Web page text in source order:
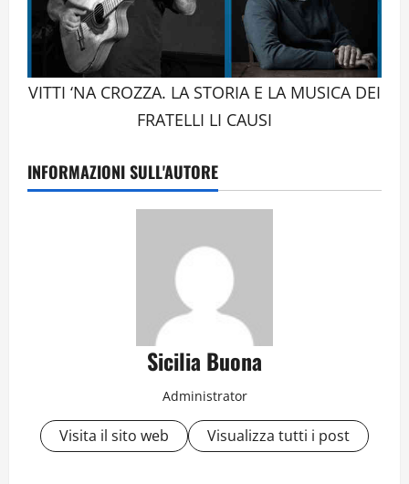
VITTI ‘NA CROZZA. LA STORIA E LA MUSICA DEI
FRATELLI LI CAUSI
INFORMAZIONI SULL'AUTORE
Sicilia Buona
Administrator
Visita il sito web Visualizza tutti i post